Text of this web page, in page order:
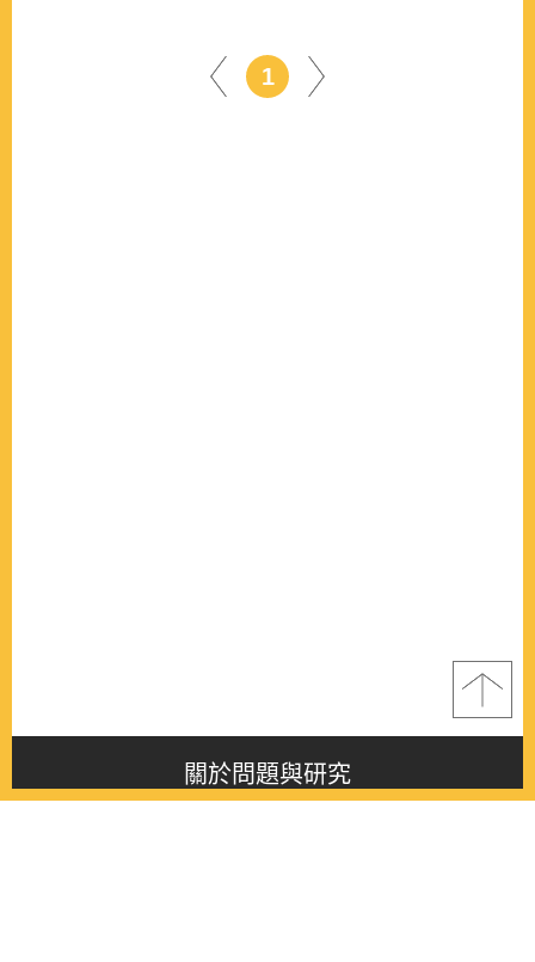
1
關於問題與研究
About this journal